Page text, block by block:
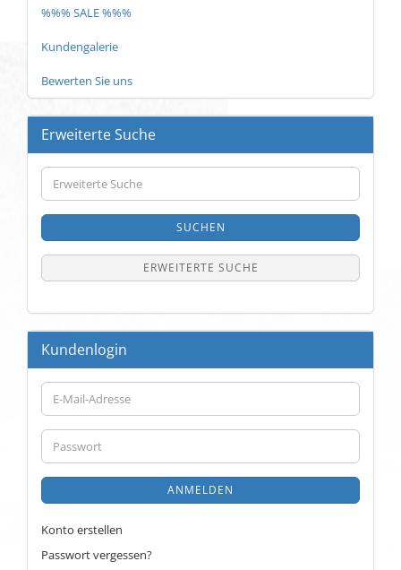
%%% SALE %%%
Kundengalerie
Bewerten Sie uns
Erweiterte Suche
Erweiterte
Suche
SUCHEN
ERWEITERTE SUCHE
Kundenlogin
E-
Mail-
Adresse
Passwort
ANMELDEN
Konto erstellen
Passwort vergessen?